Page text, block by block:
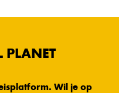
PLANET
Wil je op